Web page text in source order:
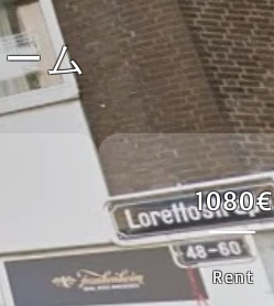
ム
1080€
Rent